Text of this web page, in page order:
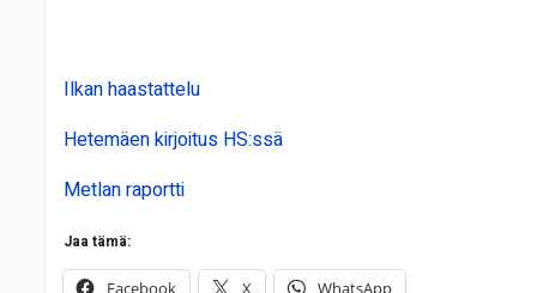
Ilkan haastattelu
Hetemäen kirjoitus HS:ssä
Metlan raportti
Jaa tämä:
Facebook X WhatsApp